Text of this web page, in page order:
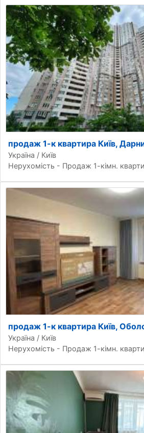
продаж 1-к квартира Київ,
Україна / Київ
Нерухомість - Продаж 1-кімн.
продаж 1-к квартира Київ,
Україна / Київ
Нерухомість - Продаж 1-кімн.